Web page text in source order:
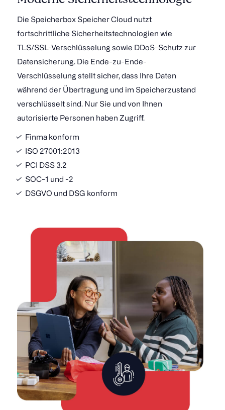
Die Speicherbox Speicher Cloud nutzt
fortschrittliche Sicherheitstechnologien wie
TLS/SSL-Verschlüsselung sowie DDoS-Schutz zur
Datensicherung. Die Ende-zu-Ende-
Verschlüsselung stellt sicher, dass Ihre Daten
während der Übertragung und im Speicherzustand
verschlüsselt sind. Nur Sie und von Ihnen
autorisierte Personen haben Zugriff.
Finma konform
ISO 27001:2013
PCI DSS 3.2
SOC-1 und -2
DSGVO und DSG konform